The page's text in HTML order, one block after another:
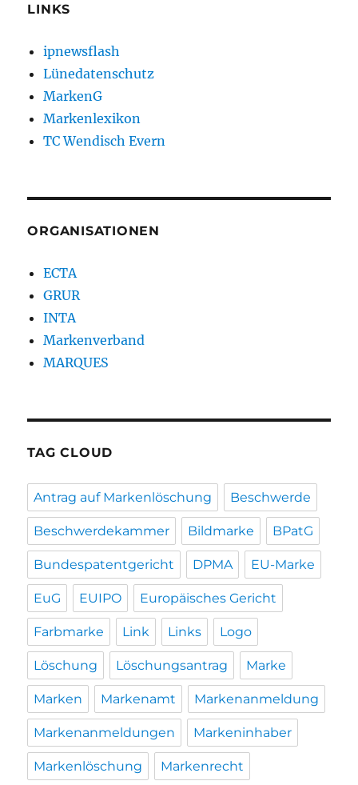
LINKS
ipnewsflash
Lünedatenschutz
MarkenG
Markenlexikon
TC Wendisch Evern
ORGANISATIONEN
ECTA
GRUR
INTA
Markenverband
MARQUES
TAG CLOUD
Antrag auf Markenlöschung Beschwerde
Beschwerdekammer Bildmarke BPatG
Bundespatentgericht DPMA EU-Marke
EuG EUIPO Europäisches Gericht
Farbmarke Link Links Logo
Löschung Löschungsantrag Marke
Marken Markenamt Markenanmeldung
Markenanmeldungen Markeninhaber
Markenlöschung Markenrecht